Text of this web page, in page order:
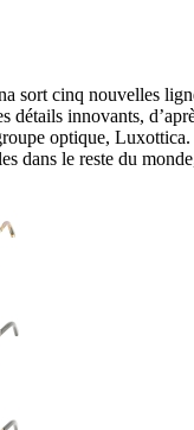
sort cinq nouvelles
innovants,
optique, Luxottica.
dans le reste du